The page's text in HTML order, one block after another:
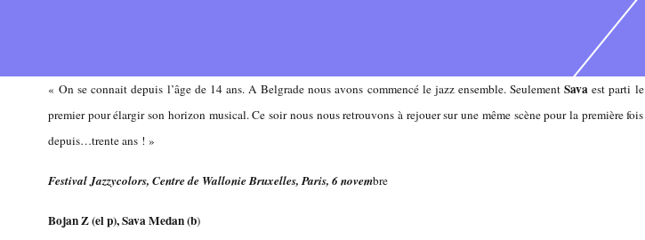
« On se connait depuis l’âge de 14 ans. A Belgrade nous avons commencé le jazz ensemble. SeulementSava est parti le
premier pour élargir son horizon musical. Ce soir nous nous retrouvons à rejouer sur une même scène pour la première fois
depuis…trente ans ! »
Festival Jazzycolors, Centre de Wallonie Bruxelles, Paris, 6 novembre
Bojan Z (el p), Sava Medan (b)